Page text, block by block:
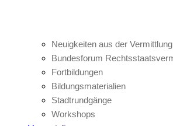
Neuigkeiten aus der Vermittlung
Bundesforum
Fortbildungen
Bildungsmaterialien
Stadtrundgänge
Workshops